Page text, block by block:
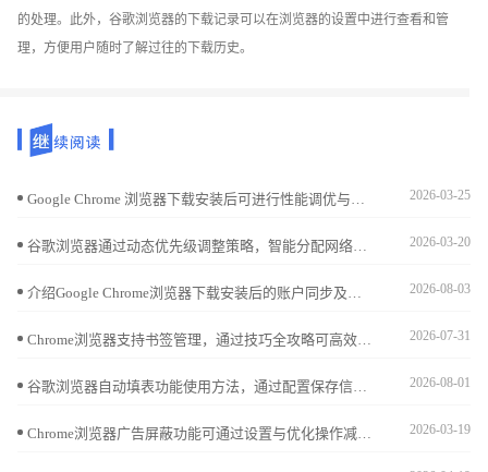
的处理。此外，谷歌浏览器的下载记录可以在浏览器的设置中进行查看和管
理，方便用户随时了解过往的下载历史。
2026-03-25
2026-03-20
2026-08-03
2026-07-31
2026-08-01
2026-03-19